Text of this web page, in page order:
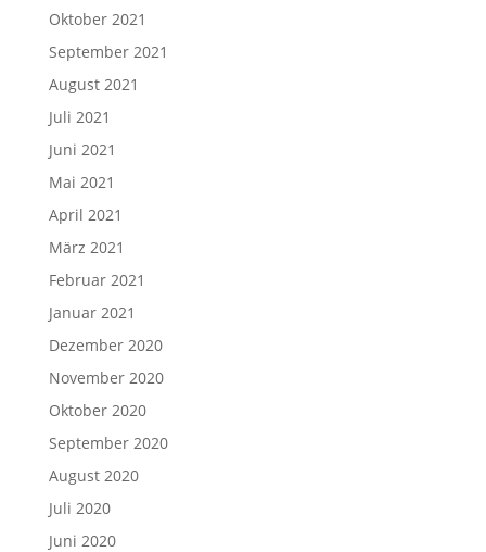
Oktober 2021
September 2021
August 2021
Juli 2021
Juni 2021
Mai 2021
April 2021
März 2021
Februar 2021
Januar 2021
Dezember 2020
November 2020
Oktober 2020
September 2020
August 2020
Juli 2020
Juni 2020